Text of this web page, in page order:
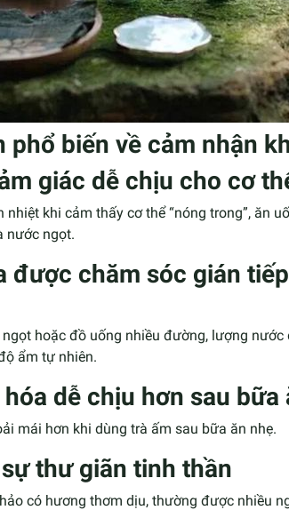
phổ biến về cảm nhận
giác dễ chịu cho cơ
nhiệt khi cảm thấy cơ thể “nóng trong”, ăn
nước ngọt.
được chăm sóc gián
hoặc đồ uống nhiều đường, lượng
ẩm tự nhiên.
dễ chịu hơn sau bữa
mái hơn khi dùng trà ấm sau bữa ăn nhẹ.
thư giãn tinh thần
có hương thơm dịu, thường được nhiều